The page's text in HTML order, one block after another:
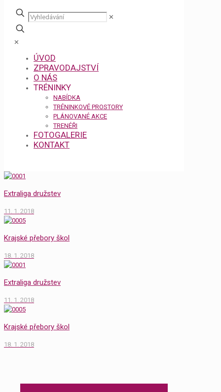
✕
✕
ÚVOD
ZPRAVODAJSTVÍ
O NÁS
TRÉNINKY
NABÍDKA
TRÉNINKOVÉ PROSTORY
PLÁNOVANÉ AKCE
TRENÉŘI
FOTOGALERIE
KONTAKT
Extraliga družstev
11. 1. 2018
Krajské přebory škol
18. 1. 2018
Extraliga družstev
11. 1. 2018
Krajské přebory škol
18. 1. 2018